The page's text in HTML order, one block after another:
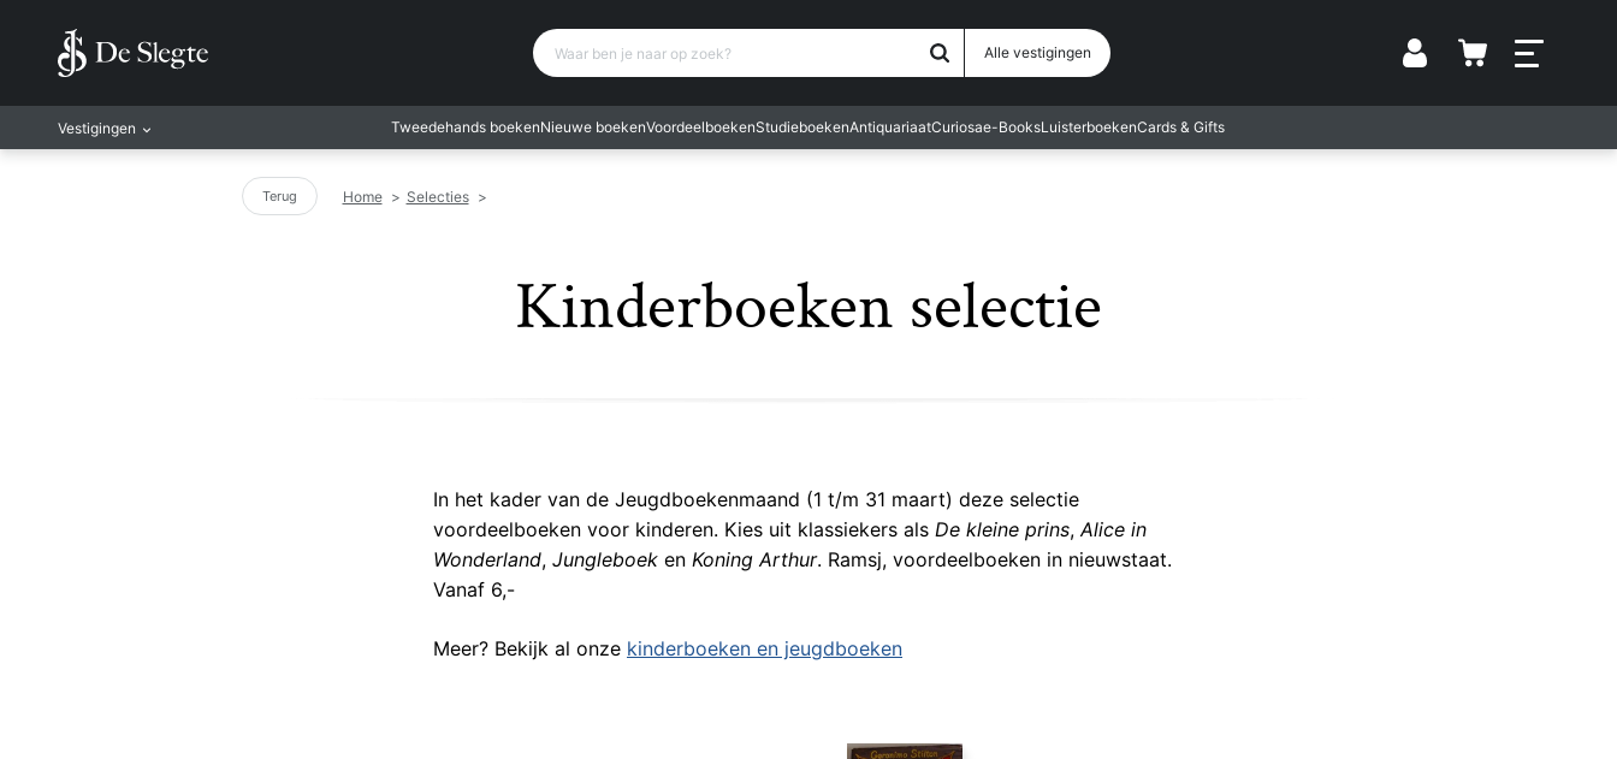
Alle vestigingen Vestiging
Waar ben je naar op zoek?
Tweedehands boekenNieuwe boekenVoordeelboekenStudieboekenAntiquariaatCuriosae-BooksLuisterboekenCards & Gifts
Vestigingen
Terug Home > Selecties >
Kinderboeken selectie
In het kader van de Jeugdboekenmaand (1 t/m 31 maart) deze selectie
voordeelboeken voor kinderen. Kies uit klassiekers als De kleine prins,Alice in
Wonderland, Jungleboek en Koning Arthur. Ramsj, voordeelboeken in nieuwstaat.
Vanaf 6,-
Meer? Bekijk al onze kinderboeken en jeugdboeken